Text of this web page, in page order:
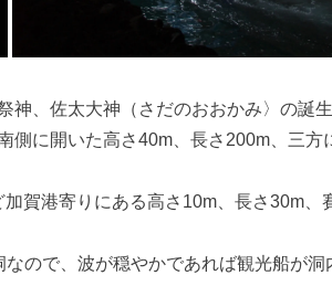
神、佐太大神（さだのおおかみ〉の誕
側に開いた高さ40m、長さ200m、三方
賀港寄りにある高さ10m、長さ30m、
ので、波が穏やかであれば観光船が洞